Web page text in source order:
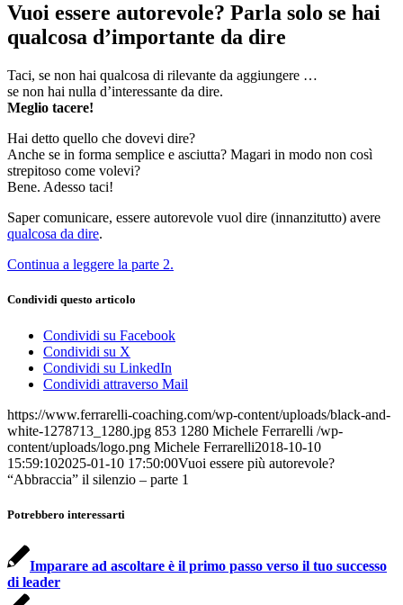
Vuoi essere autorevole? Parla solo se hai
qualcosa d’importante da dire
Taci, se non hai qualcosa di rilevante da aggiungere …
se non hai nulla d’interessante da dire.
Meglio tacere!
Hai detto quello che dovevi dire?
Anche se in forma semplice e asciutta? Magari in modo non così
strepitoso come volevi?
Bene. Adesso taci!
Saper comunicare, essere autorevole vuol dire (innanzitutto) avere
qualcosa da dire.
Continua a leggere la parte 2.
Condividi questo articolo
Condividi su Facebook
Condividi su X
Condividi su LinkedIn
Condividi attraverso Mail
https://www.ferrarelli-coaching.com/wp-content/uploads/black-and-
white-1278713_1280.jpg 853 1280 Michele Ferrarelli /wp-
content/uploads/logo.png Michele Ferrarelli2018-10-10
15:59:102025-01-10 17:50:00Vuoi essere più autorevole?
“Abbraccia” il silenzio – parte 1
Potrebbero interessarti
Imparare ad ascoltare è il primo passo verso il tuo successo
di leader